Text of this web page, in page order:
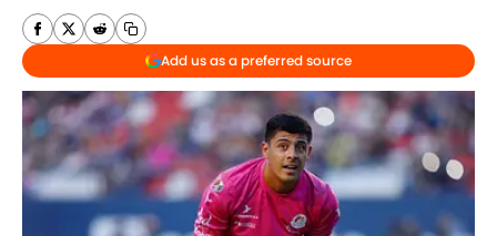
Add us as a preferred source